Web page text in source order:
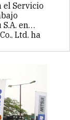
el Servicio
en
Ltd. ha